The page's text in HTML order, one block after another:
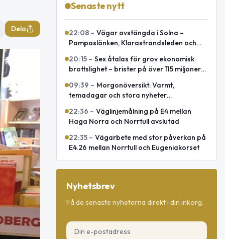
Dela
Senaste nytt
22:08 – Vägar avstängda i Solna –
Pampaslänken, Klarastrandsleden och
20:15 – Sex åtalas för grov ekonomisk
brottslighet – brister på över 115 miljoner
09:39 – Morgonöversikt: Varmt,
temadagar och stora nyheter
22:36 – Väglinjemålning på E4 mellan
Haga Norra och Norrtull avslutad
22:35 – Vägarbete med stor påverkan på
E4.26 mellan Norrtull och Eugeniakorset
Nyhetsbrev
Få de senaste nyheterna direkt i din inkorg.